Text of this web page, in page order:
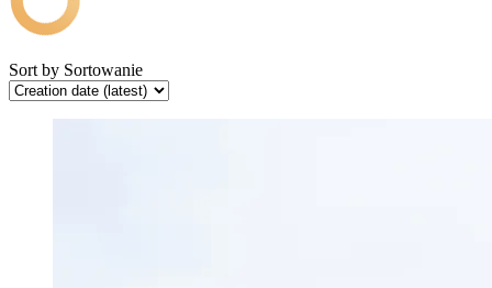
Sort by Sortowanie